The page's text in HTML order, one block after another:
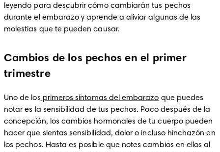
leyendo para descubrir cómo cambiarán tus pechos
durante el embarazo y aprende a aliviar algunas de las
molestias que te pueden causar.
Cambios de los pechos en el primer
trimestre
Uno de los primeros síntomas del embarazo que puedes
notar es la sensibilidad de tus pechos. Poco después de la
concepción, los cambios hormonales de tu cuerpo pueden
hacer que sientas sensibilidad, dolor o incluso hinchazón en
los pechos. Hasta es posible que notes cambios en ellos al